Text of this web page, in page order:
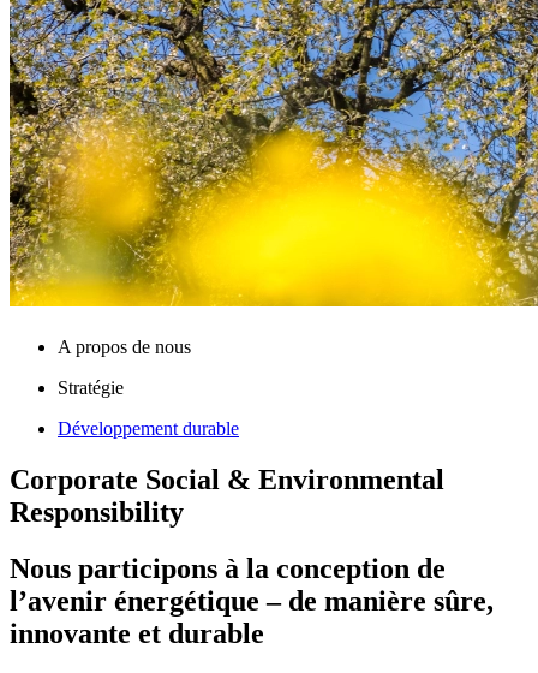
A propos de nous
Stratégie
Développement durable
Corporate Social & Environmental
Responsibility
Nous participons à la conception de
l’avenir énergétique – de manière sûre,
innovante et durable